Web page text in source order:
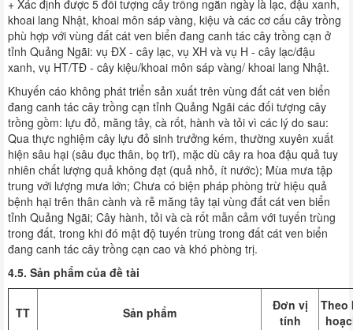
+ Xác định được 5 đối tượng cây trồng ngắn ngày là lạc, đậu xanh,
khoai lang Nhật, khoai môn sáp vàng, kiệu và các cơ cấu cây trồng
phù hợp với vùng đất cát ven biển đang canh tác cây trồng cạn ở
tỉnh Quảng Ngãi: vụ ĐX - cây lạc, vụ XH và vụ H - cây lạc/đậu
xanh, vụ HT/TĐ - cây kiệu/khoai môn sáp vàng/ khoai lang Nhật.
Khuyến cáo không phát triển sản xuất trên vùng đất cát ven biển
đang canh tác cây trồng cạn tỉnh Quảng Ngãi các đối tượng cây
trồng gồm: lựu đỏ, măng tây, cà rốt, hành và tỏi vì các lý do sau:
Qua thực nghiệm cây lựu đỏ sinh trưởng kém, thường xuyên xuất
hiện sâu hại (sâu đục thân, bọ trĩ), mặc dù cây ra hoa đậu quả tuy
nhiên chất lượng quả không đạt (quả nhỏ, ít nước); Mùa mưa tập
trung với lượng mưa lớn; Chưa có biện pháp phòng trừ hiệu quả
bệnh hại trên thân cành và rễ măng tây tại vùng đất cát ven biển
tỉnh Quảng Ngãi; Cây hành, tỏi và cà rốt mẫn cảm với tuyến trùng
trong đất, trong khi đó mật độ tuyến trùng trong đất cát ven biển
đang canh tác cây trồng cạn cao và khó phòng trị.
4.5. Sản phẩm của đề tài
TT Sản phẩm
Đơn vị
tính
Theo